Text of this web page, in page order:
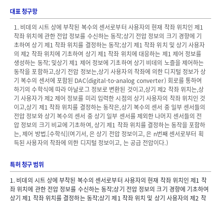
대표 청구항
1. 비데의 시트 상에 부착된 복수의 센서로부터 사용자의 현재 착좌 위치인 제1
착좌 위치에 관한 전압 정보를 수신하는 동작;상기 전압 정보의 크기 경향에 기
초하여 상기 제1 착좌 위치를 결정하는 동작;상기 제1 착좌 위치 및 상기 사용자
의 제2 착좌 위치에 기초하여 상기 제1 착좌 위치에 대응하는 제1 제어 정보를
생성하는 동작; 및상기 제1 제어 정보에 기초하여 상기 비데의 노즐을 제어하는
동작을 포함하고,상기 전압 정보는,상기 사용자의 착좌에 의한 디지털 정보가 상
기 복수의 센서에 포함된 DAC(digital-to-analog converter) 회로를 통하여
하기의 수학식에 따라 아날로그 정보로 변환된 것이고,상기 제2 착좌 위치는,상
기 사용자가 제2 제어 정보를 미리 입력한 시점의 상기 사용자의 착좌 위치인 것
이고,상기 제1 착좌 위치를 결정하는 동작은,상기 복수의 센서 중 일부 센서들의
전압 정보와 상기 복수의 센서 중 상기 일부 센서를 제외한 나머지 센서들의 전
압 정보의 크기 비교에 기초하여, 상기 제1 착좌 위치를 결정하는 동작을 포함하
는, 제어 방법.[수학식](여기서, 은 상기 전압 정보이고, 은 n번째 센서로부터 획
득된 사용자의 착좌에 의한 디지털 정보이고, 는 공급 전압이다.)
특허 청구 범위
1. 비데의 시트 상에 부착된 복수의 센서로부터 사용자의 현재 착좌 위치인 제1 착
좌 위치에 관한 전압 정보를 수신하는 동작;상기 전압 정보의 크기 경향에 기초하여
상기 제1 착좌 위치를 결정하는 동작;상기 제1 착좌 위치 및 상기 사용자의 제2 착